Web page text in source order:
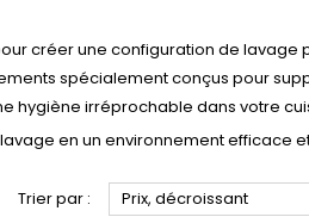
créer une configuration de
spécialement conçus pour
hygiène irréprochable dans votre
en un environnement efficace
Trier par : Prix, décroissant